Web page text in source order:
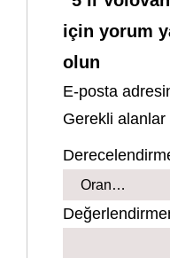
için yorum
olun
E-posta
Gerekli alanlar